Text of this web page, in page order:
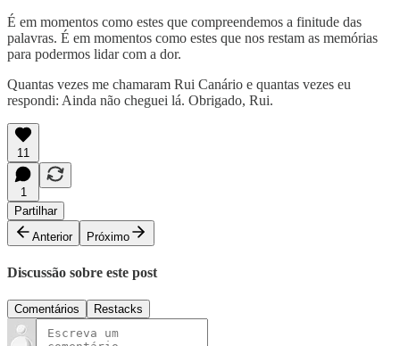
É em momentos como estes que compreendemos a finitude das
palavras. É em momentos como estes que nos restam as memórias
para podermos lidar com a dor.
Quantas vezes me chamaram Rui Canário e quantas vezes eu
respondi: Ainda não cheguei lá. Obrigado, Rui.
11
1
Partilhar
Anterior
Próximo
Discussão sobre este post
Comentários Restacks